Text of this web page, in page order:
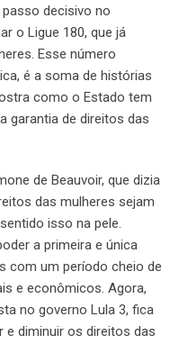
decisivo no
o Ligue 180, que já
Esse número
é a soma de histórias
como o Estado tem
garantia de direitos das
de Beauvoir, que dizia
das mulheres sejam
isso na pele.
a primeira e única
com um período cheio de
e econômicos. Agora,
no governo Lula 3, fica
e diminuir os direitos das